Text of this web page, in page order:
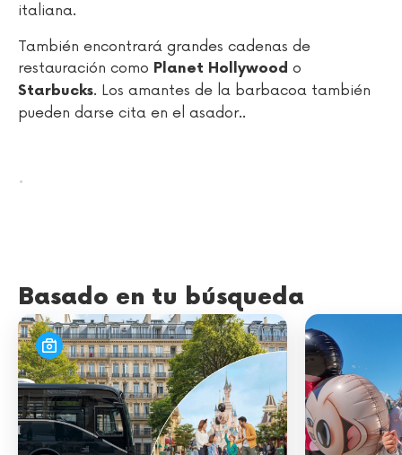
italiana.
También encontrará grandes cadenas de
restauración como Planet Hollywood o
Starbucks. Los amantes de la barbacoa también
pueden darse cita en el asador..
.
Basado en tu búsqueda